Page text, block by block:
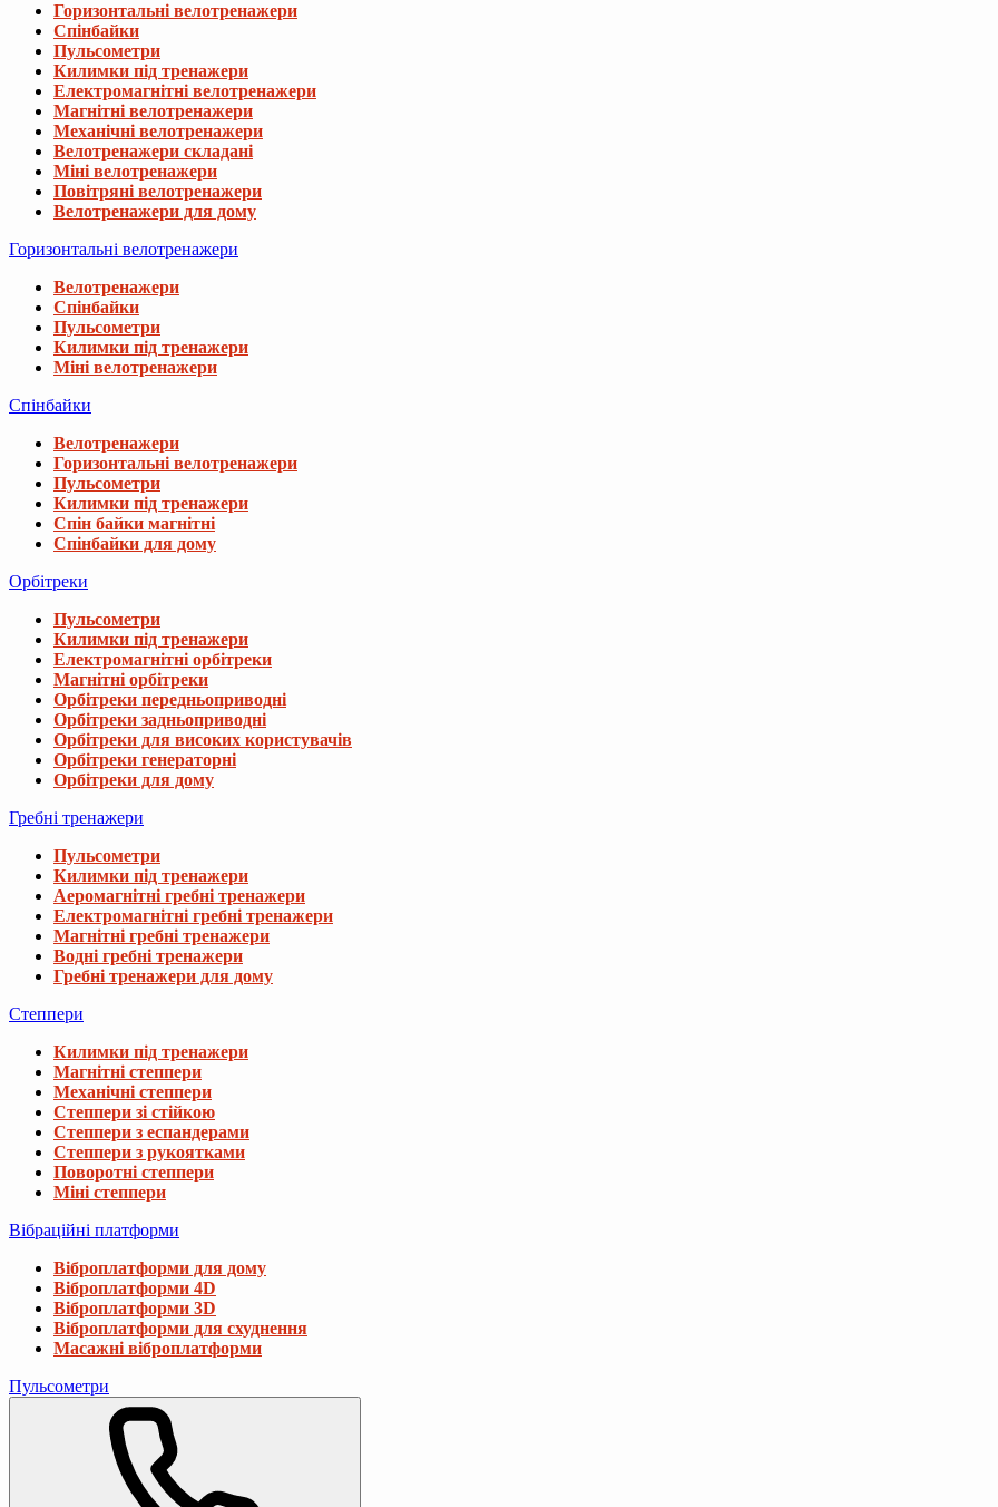
Горизонтальні велотренажери
Спінбайки
Пульсометри
Килимки під тренажери
Електромагнітні велотренажери
Магнітні велотренажери
Механічні велотренажери
Велотренажери складані
Міні велотренажери
Повітряні велотренажери
Велотренажери для дому
Горизонтальні велотренажери
Велотренажери
Спінбайки
Пульсометри
Килимки під тренажери
Міні велотренажери
Спінбайки
Велотренажери
Горизонтальні велотренажери
Пульсометри
Килимки під тренажери
Спін байки магнітні
Спінбайки для дому
Орбітреки
Пульсометри
Килимки під тренажери
Електромагнітні орбітреки
Магнітні орбітреки
Орбітреки передньоприводні
Орбітреки задньоприводні
Орбітреки для високих користувачів
Орбітреки генераторні
Орбітреки для дому
Гребні тренажери
Пульсометри
Килимки під тренажери
Аеромагнітні гребні тренажери
Електромагнітні гребні тренажери
Магнітні гребні тренажери
Водні гребні тренажери
Гребні тренажери для дому
Степпери
Килимки під тренажери
Магнітні степпери
Механічні степпери
Степпери зі стійкою
Степпери з еспандерами
Степпери з рукоятками
Поворотні степпери
Міні степпери
Вібраційні платформи
Віброплатформи для дому
Віброплатформи 4D
Віброплатформи 3D
Віброплатформи для схуднення
Масажні віброплатформи
Пульсометри